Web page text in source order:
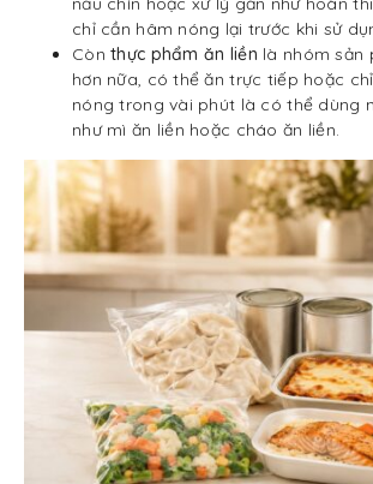
chỉ cần hâm nóng lại trước khi sử
Cònthực phẩm ăn liền là nhóm sản
hơn nữa, có thể ăn trực tiếp hoặc
nóng trong vài phút là có thể dùng
như mì ăn liền hoặc cháo ăn liền.